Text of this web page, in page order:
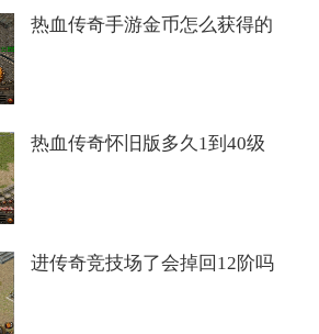
热血传奇手游金币怎么获得的
热血传奇怀旧版多久1到40级
进传奇竞技场了会掉回12阶吗